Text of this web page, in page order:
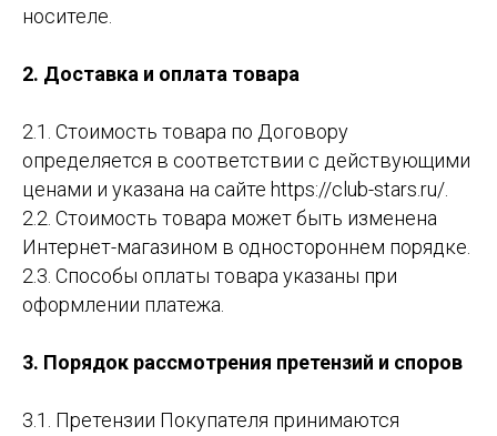
носителе.
2. Доставка и оплата товара
2.1. Стоимость товара по Договору
определяется в соответствии с действующими
ценами и указана на сайте https://club-stars.ru/.
2.2. Стоимость товара может быть изменена
Интернет-магазином в одностороннем порядке.
2.3. Способы оплаты товара указаны при
оформлении платежа.
3. Порядок рассмотрения претензий и споров
3.1. Претензии Покупателя принимаются